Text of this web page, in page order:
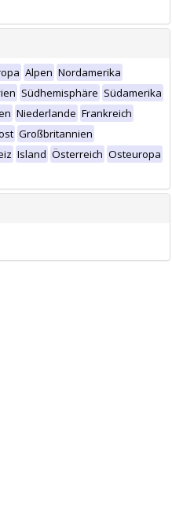
Alpen Nordamerika
Südhemisphäre Südamerika
Niederlande Frankreich
Großbritannien
Island Österreich Osteuropa